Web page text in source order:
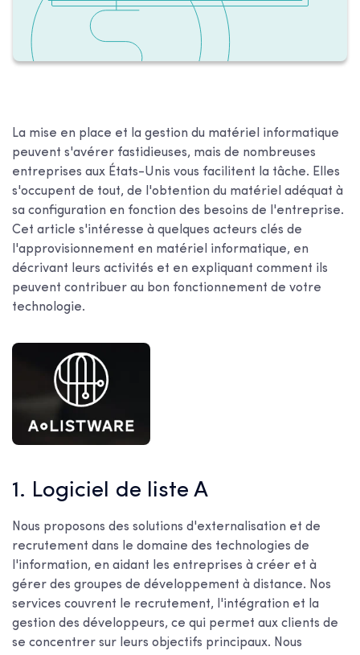
La mise en place et la gestion du matériel informatique
peuvent s'avérer fastidieuses, mais de nombreuses
entreprises aux États-Unis vous facilitent la tâche. Elles
s'occupent de tout, de l'obtention du matériel adéquat à
sa configuration en fonction des besoins de l'entreprise.
Cet article s'intéresse à quelques acteurs clés de
l'approvisionnement en matériel informatique, en
décrivant leurs activités et en expliquant comment ils
peuvent contribuer au bon fonctionnement de votre
technologie.
1. Logiciel de liste A
Nous proposons des solutions d'externalisation et de
recrutement dans le domaine des technologies de
l'information, en aidant les entreprises à créer et à
gérer des groupes de développement à distance. Nos
services couvrent le recrutement, l'intégration et la
gestion des développeurs, ce qui permet aux clients de
se concentrer sur leurs objectifs principaux. Nous